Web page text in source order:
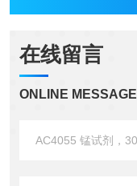
在线留言
ONLINE MESSAGE